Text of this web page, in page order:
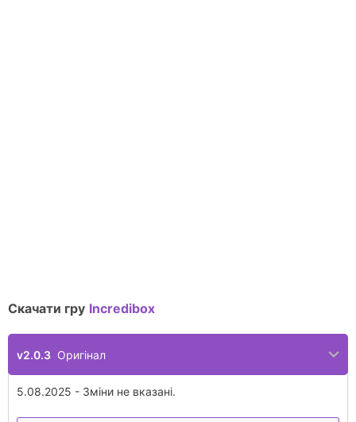
Скачати гру Incredibox
v2.0.3 Оригінал
5.08.2025 - Зміни не вказані.